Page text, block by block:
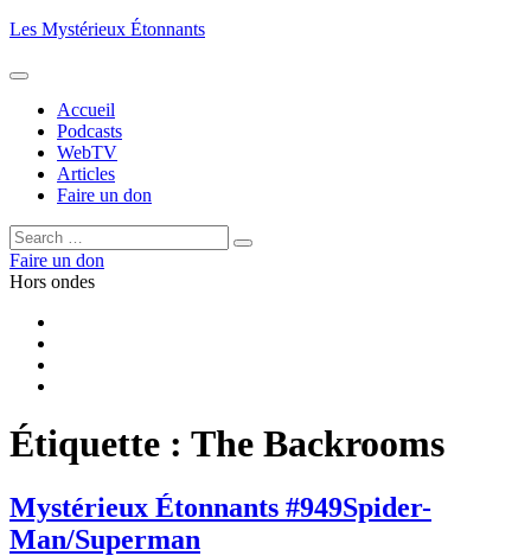
Aller
contenu
Les Mystérieux Étonnants
Accueil
Podcasts
WebTV
Articles
Faire un don
Rechercher :
Rechercher
Faire un don
Hors ondes
Étiquette : The Backrooms
Mystérieux Étonnants #949Spider-
Man/Superman